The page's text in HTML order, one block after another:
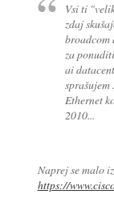
Vsi ti
zdaj
broadcom
za
ai
sprašujem
Ethernet
2010...
Naprej se malo
https://